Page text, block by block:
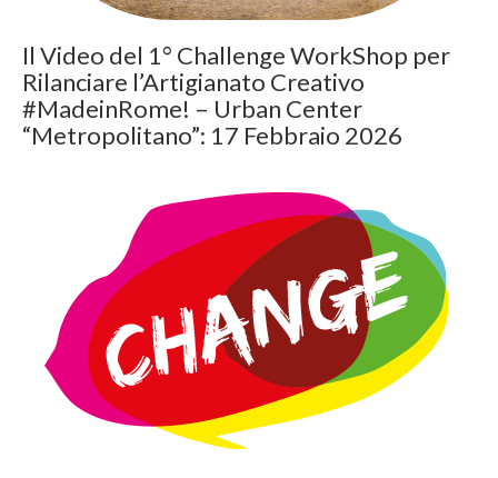
Il Video del 1° Challenge WorkShop per
Rilanciare l’Artigianato Creativo
#MadeinRome! – Urban Center
“Metropolitano”: 17 Febbraio 2026